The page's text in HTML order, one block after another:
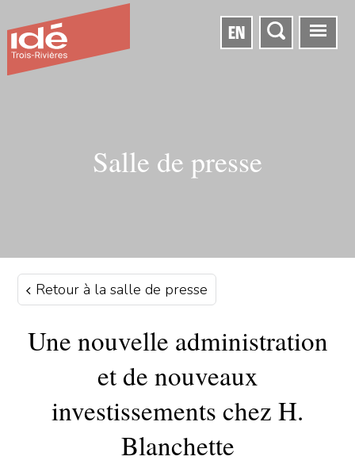
EN
Salle de presse
Retour à la salle de presse
Une nouvelle administration
et de nouveaux
investissements chez H.
Blanchette